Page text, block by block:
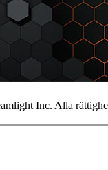
Inc. Alla